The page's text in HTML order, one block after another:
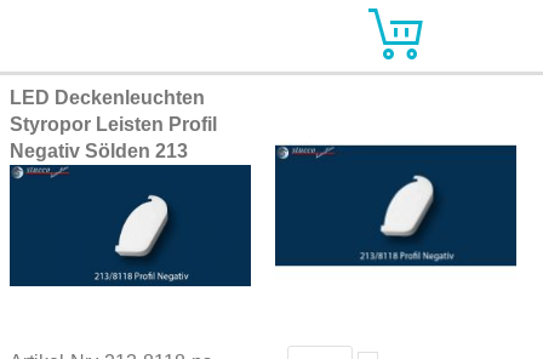
LED Deckenleuchten
Styropor Leisten Profil
Negativ Sölden 213